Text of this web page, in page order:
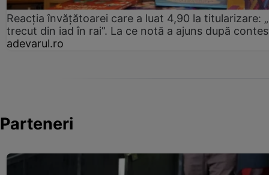
Reacția învățătoarei care a luat 4,90 la titularizare:
trecut din iad în rai”. La ce notă a ajuns după
adevarul.ro
Parteneri